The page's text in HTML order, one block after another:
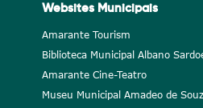
Websites Municipais
Amarante Tourism
Biblioteca Municipal Albano
Amarante Cine-Teatro
Museu Municipal Amadeo de